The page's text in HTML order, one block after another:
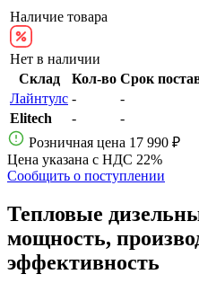
Наличие товара
Нет в наличии
Склад
Кол-во Срок
Лайнтулс -
-
Elitech
-
-
Розничная цена 17 990 ₽
Цена указана с НДС 22%
Сообщить о поступлении
Тепловые
мощность,
эффективность